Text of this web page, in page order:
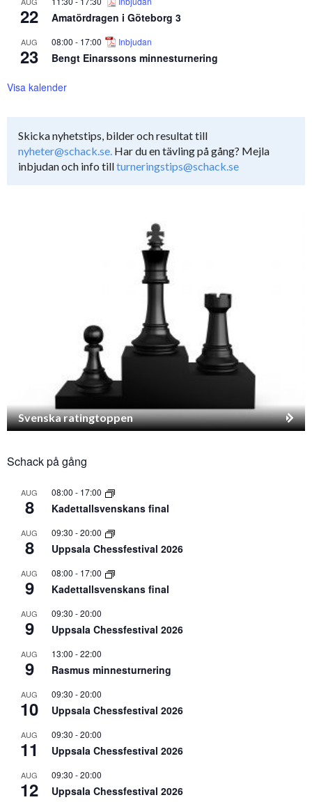
22 Amatördragen i Göteborg 3
AUG
23
08:00 - 17:00 Inbjudan
Bengt Einarssons minnesturnering
Visa kalender
Skicka nyhetstips, bilder och resultat till
nyheter@schack.se. Har du en tävling på gång? Mejla
inbjudan och info tillturneringstips@schack.se
Svenska ratingtoppen
Schack på gång
AUG
8
08:00 - 17:00
Kadettallsvenskans final
AUG
8
09:30 -20:00
Uppsala Chessfestival 2026
AUG
9
08:00 - 17:00
Kadettallsvenskans final
AUG
9
09:30 -20:00
Uppsala Chessfestival 2026
AUG
9
13:00 -22:00
Rasmus minnesturnering
AUG
10
09:30 -20:00
Uppsala Chessfestival 2026
AUG
11
09:30 -20:00
Uppsala Chessfestival 2026
AUG
12
09:30 -20:00
Uppsala Chessfestival 2026